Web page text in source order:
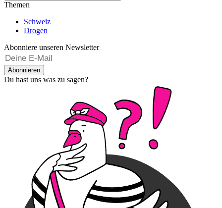
Themen
Schweiz
Drogen
Abonniere unseren Newsletter
Abonnieren
Du hast uns was zu sagen?